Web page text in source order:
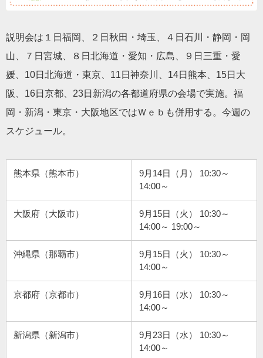
説明会は１日福岡、２日秋田・埼玉、４日石川・静岡・岡
山、７日宮城、８日北海道・愛知・広島、９日三重・愛
媛、10日北海道・東京、11日神奈川、14日熊本、15日大
阪、16日京都、23日新潟の各都道府県の会場で実施。福
岡・新潟・東京・大阪地区ではＷｅｂも併用する。今週の
スケジュール。
熊本県（熊本市）
9月14日（月） 10:30～
14:00～
大阪府（大阪市）
9月15日（火） 10:30～
14:00～ 19:00～
沖縄県（那覇市）
9月15日（火） 10:30～
14:00～
京都府（京都市）
9月16日（水） 10:30～
14:00～
新潟県（新潟市）
9月23日（水） 10:30～
14:00～